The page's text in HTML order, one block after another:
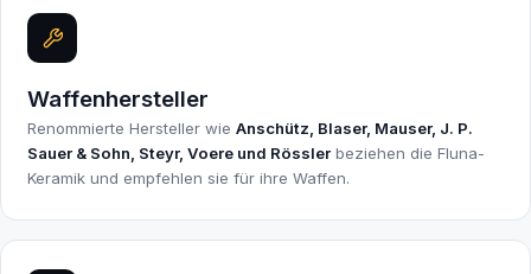
Waffenhersteller
Renommierte Hersteller wieAnschütz, Blaser, Mauser, J. P.
Sauer & Sohn, Steyr, Voere und Rössler beziehen die Fluna-
Keramik und empfehlen sie für ihre Waffen.